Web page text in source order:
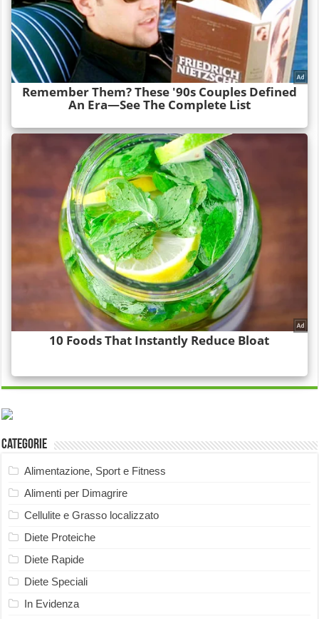
Categorie
Alimentazione, Sport e Fitness
Alimenti per Dimagrire
Cellulite e Grasso localizzato
Diete Proteiche
Diete Rapide
Diete Speciali
In Evidenza